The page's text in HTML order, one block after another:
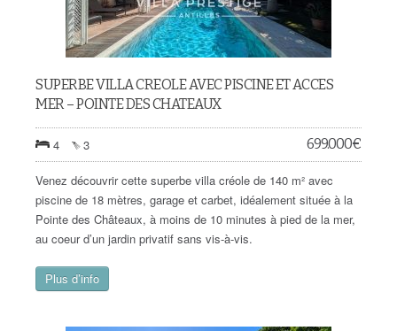
SUPERBE VILLA CREOLE AVEC PISCINE ET ACCES
MER – POINTE DES CHATEAUX
4 3 699.000€
Venez découvrir cette superbe villa créole de 140 m² avec
piscine de 18 mètres, garage et carbet, idéalement située à la
Pointe des Châteaux, à moins de 10 minutes à pied de la mer,
au coeur d’un jardin privatif sans vis-à-vis.
Plus d’info